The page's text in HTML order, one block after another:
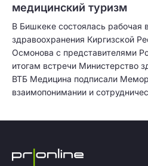
медицинский туризм
В Бишкеке состоялась рабочая
здравоохранения Киргизской
Осмонова с представителями
итогам встречи Министерство
ВТБ Медицина подписали
взаимопонимании и